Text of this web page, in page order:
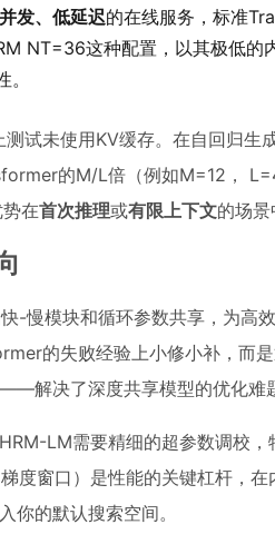
发、低延迟的在线服务，标准
NT=36这种配置，以其极低
测试未使用KV缓存。在自回归
的M/L倍（例如M=12，
在首次推理或有限上下文的场
-慢模块和循环参数共享，为高
的失败经验上小修小补，而
解决了深度共享模型的优化难
LM需要精细的超参数调校
梯度窗口）是性能的关键杠杆，
你的默认搜索空间。